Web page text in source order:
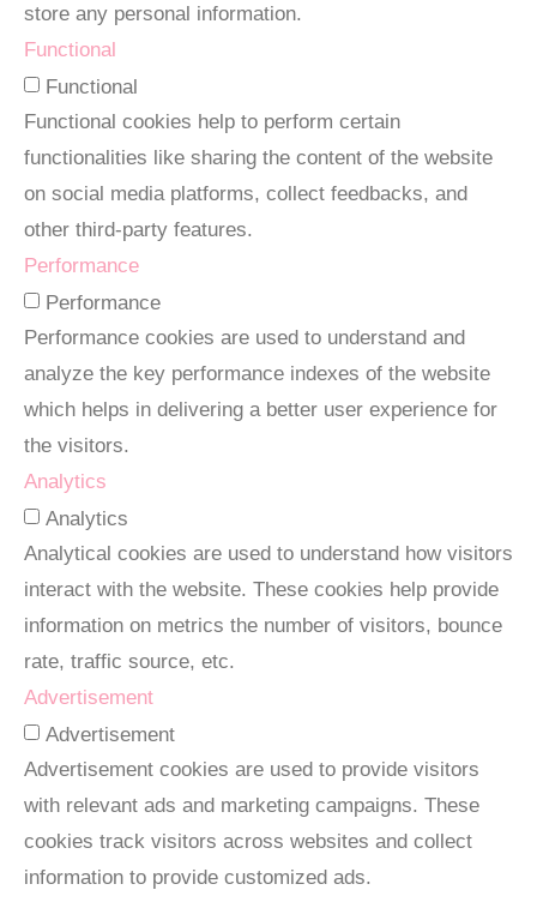
store any personal information.
Functional
Functional
Functional cookies help to perform certain
functionalities like sharing the content of the website
on social media platforms, collect feedbacks, and
other third-party features.
Performance
Performance
Performance cookies are used to understand and
analyze the key performance indexes of the website
which helps in delivering a better user experience for
the visitors.
Analytics
Analytics
Analytical cookies are used to understand how visitors
interact with the website. These cookies help provide
information on metrics the number of visitors, bounce
rate, traffic source, etc.
Advertisement
Advertisement
Advertisement cookies are used to provide visitors
with relevant ads and marketing campaigns. These
cookies track visitors across websites and collect
information to provide customized ads.